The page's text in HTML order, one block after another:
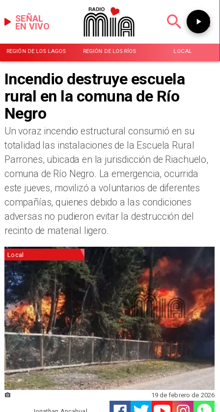
EN VIVO
SEÑAL
REGIÓN DE LOS LAGOS REGIÓN DE LOS RÍOS LOCAL
Incendio destruye escuela
rural en la comuna de Río
Negro
Un voraz incendio estructural consumió en su
totalidad las instalaciones de la Escuela Rural
Parrones, ubicada en la jurisdicción de Riachuelo,
comuna de Río Negro. La emergencia, ocurrida
este jueves, movilizó a voluntarios de diferentes
compañías, quienes debido a las condiciones
adversas no pudieron evitar la destrucción del
recinto de material ligero.
Local
19 de febrero de 2026